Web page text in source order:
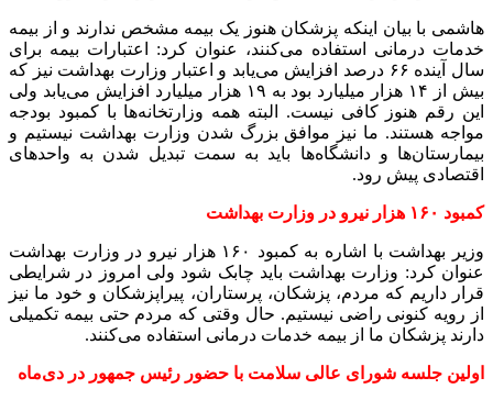
هاشمی با بیان اینکه پزشکان هنوز یک بیمه مشخص ندارند و از بیمه
خدمات درمانی استفاده می‌کنند، عنوان کرد: اعتبارات بیمه برای
سال آینده ۶۶ درصد افزایش می‌یابد و اعتبار وزارت بهداشت نیز که
بیش از ۱۴ هزار میلیارد بود به ۱۹ هزار میلیارد افزایش می‌یابد ولی
این رقم هنوز کافی نیست. البته همه وزارتخانه‌ها با کمبود بودجه
مواجه هستند. ما نیز موافق بزرگ شدن وزارت بهداشت نیستیم و
بیمارستان‌ها و دانشگاه‌ها باید به سمت تبدیل شدن به واحدهای
اقتصادی پیش رود.
کمبود ۱۶۰ هزار نیرو در وزارت بهداشت
وزیر بهداشت با اشاره به کمبود ۱۶۰ هزار نیرو در وزارت بهداشت
عنوان کرد: وزارت بهداشت باید چابک شود ولی امروز در شرایطی
قرار داریم که مردم، پزشکان، پرستاران، پیراپزشکان و خود ما نیز
از رویه کنونی راضی نیستیم. حال وقتی که مردم حتی بیمه تکمیلی
دارند پزشکان ما از بیمه خدمات درمانی استفاده می‌کنند.
اولین جلسه شورای عالی سلامت با حضور رئیس جمهور در دی‌ماه